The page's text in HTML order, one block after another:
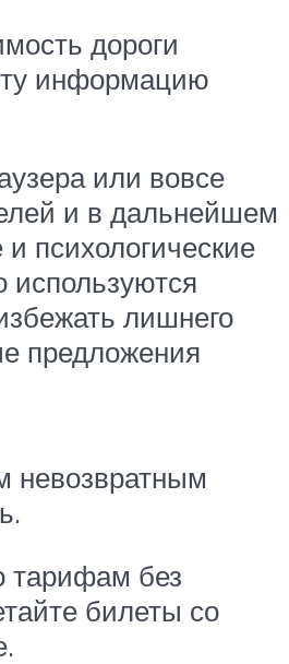
дороги
информацию
или вовсе
и в дальнейшем
психологические
используются
лишнего
предложения
невозвратным
тарифам без
билеты со